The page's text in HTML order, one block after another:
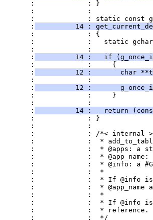
:             : }
:             :
:             : static const
:
14 :
:             : {
:             :   static
:             :
:
14 :   if
:             :     {
:
12 :       char
:             :
:
12 :
:             :     }
:             :
:
14 :   return
:             : }
:             :
:             : /*< internal >
:             :  *
:             :  * @apps: a
:             :  * @app_name:
:             :  * @info: a
:             :  *
:             :  * If @info
:             :  * @app_name
:             :  *
:             :  * If @info
:             :  * reference.
:             :  */